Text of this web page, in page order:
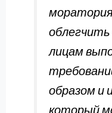
лицам
образом и
который